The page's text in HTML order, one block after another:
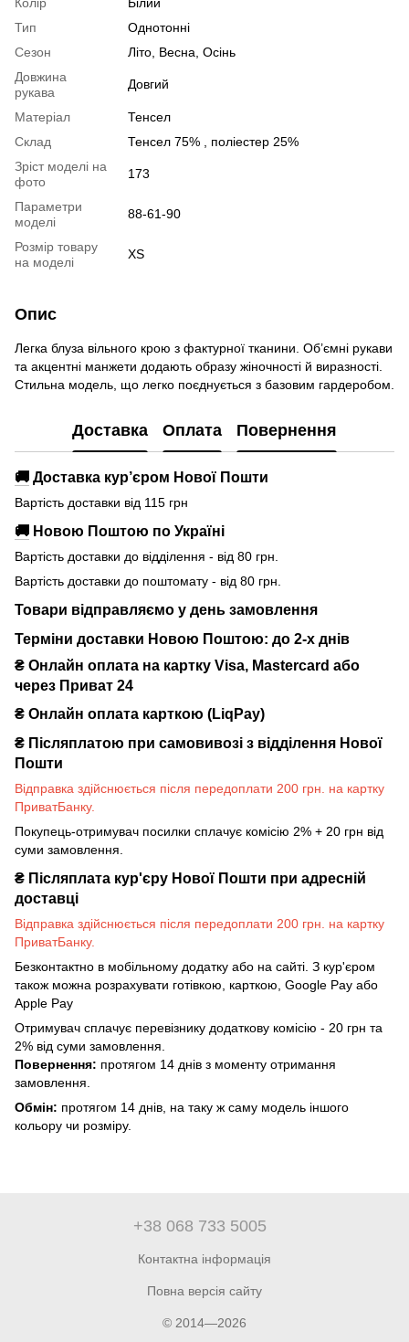
Тип
Однотонні
Сезон
Літо, Весна, Осінь
Довжина
рукава
Довгий
Матеріал
Тенсел
Склад
Тенсел 75% , поліестер 25%
Зріст моделі на
фото
173
Параметри
моделі
88-61-90
Розмір товару
на моделі
XS
Опис
Легка блуза вільного крою з фактурної тканини. Об’ємні рукави
та акцентні манжети додають образу жіночності й виразності.
Стильна модель, що легко поєднується з базовим гардеробом.
Доставка Оплата Повернення
🚚 Доставка кур’єром Нової Пошти
Вартість доставки від 115 грн
🚚 Новою Поштою по Україні
Вартість доставки до відділення - від 80 грн.
Вартість доставки до поштомату - від 80 грн.
Товари відправляємо у день замовлення
Терміни доставки Новою Поштою: до 2-х днів
₴ Онлайн оплата на картку Visa, Mastercard або
через Приват 24
₴ Онлайн оплата карткою (LiqPay)
₴ Післяплатою при самовивозі з відділення Нової
Пошти
Відправка здійснюється після передоплати 200 грн. на картку
ПриватБанку.
Покупець-отримувач посилки сплачує комісію 2% + 20 грн від
суми замовлення.
₴ Післяплата кур'єру Нової Пошти при адресній
доставці
Відправка здійснюється після передоплати 200 грн. на картку
ПриватБанку.
Безконтактно в мобільному додатку або на сайті. З кур'єром
також можна розрахувати готівкою, карткою, Google Pay або
Apple Pay
Отримувач сплачує перевізнику додаткову комісію - 20 грн та
2% від суми замовлення.
Повернення: протягом 14 днів з моменту отримання
замовлення.
Обмін: протягом 14 днів, на таку ж саму модель іншого
кольору чи розміру.
+38 068 733 5005
Контактна інформація
Повна версія сайту
© 2014—2026